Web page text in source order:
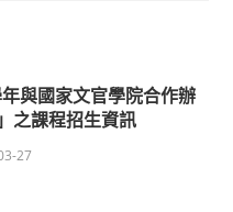
與國家文官學院合作辦
之課程招生資訊
27